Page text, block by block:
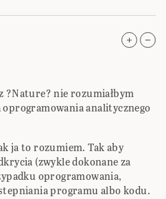
?Nature? nie rozumiałbym
analitycznego
ja to rozumiem. Tak aby
(zwykle dokonane za
oprogramowania,
programu albo kodu.